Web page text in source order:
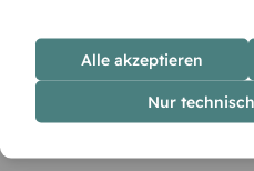
Alle akzeptieren
Nur